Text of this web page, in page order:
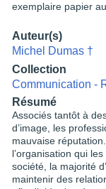
exemplaire papier
Auteur(s)
Michel Dumas †
Collection
Communication -
Résumé
Associés tantôt à
d’image, les
mauvaise
l’organisation qui
société, la majorité
maintenir des